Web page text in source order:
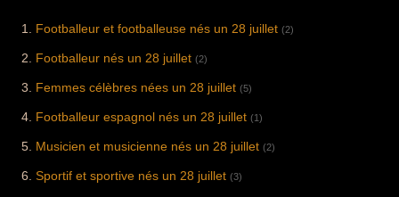
Footballeur et footballeuse nés un 28 juillet (2)
Footballeur nés un 28 juillet (2)
Femmes célèbres nées un 28 juillet (5)
Footballeur espagnol nés un 28 juillet (1)
Musicien et musicienne nés un 28 juillet (2)
Sportif et sportive nés un 28 juillet (3)